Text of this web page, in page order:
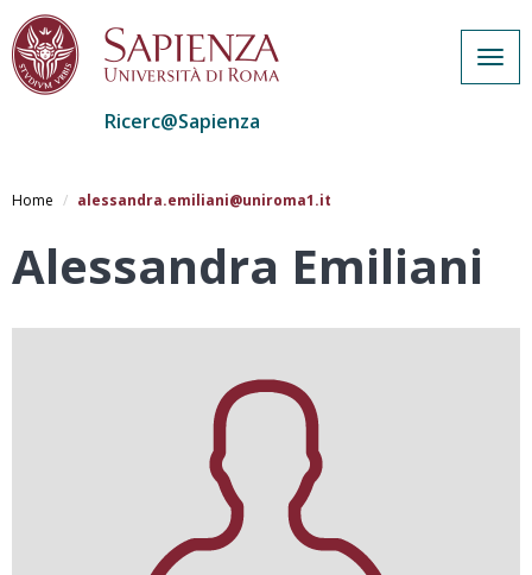
al
principale
Ricerc@Sapienza
Home alessandra.emiliani@uniroma1.it
Alessandra Emiliani